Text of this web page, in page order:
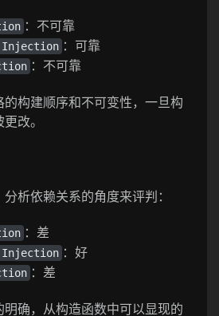
：不可靠
Injection ：可靠
：不可靠
构建顺序和不可变性，一旦构
改。
析依赖关系的角度来评判：
：差
Injection ：好
：差
确，从构造函数中可以显现的